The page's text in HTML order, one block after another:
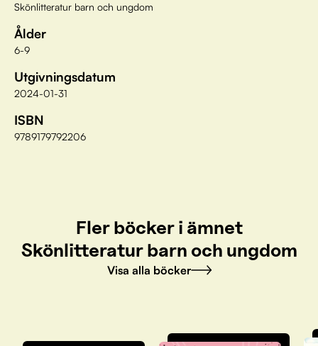
Skönlitteratur barn och ungdom
Ålder
6-9
Utgivningsdatum
2024-01-31
ISBN
9789179792206
Fler böcker i ämnet
Skönlitteratur barn och ungdom
Visa alla böcker